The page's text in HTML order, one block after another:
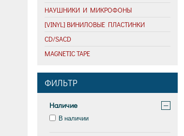
НАУШНИКИ И МИКРОФОНЫ
[VINYL] ВИНИЛОВЫЕ ПЛАСТИНКИ
CD/SACD
MAGNETIC TAPE
ФИЛЬТР
Наличие −
В наличии